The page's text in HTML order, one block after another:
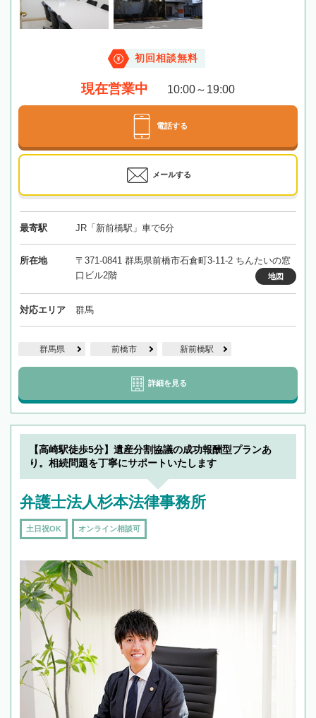
初回相談無料
現在営業中 10:00～19:00
電話する
メールする
最寄駅 JR「新前橋駅」車で6分
所在地
〒371-0841 群馬県前橋市石倉町3-11-2 ちんたいの窓
口ビル2階
地図
対応エリア 群馬
群馬県 前橋市 新前橋駅
詳細を見る
【高崎駅徒歩5分】遺産分割協議の成功報酬型プランあ
り。相続問題を丁寧にサポートいたします
弁護士法人杉本法律事務所
土日祝OK オンライン相談可